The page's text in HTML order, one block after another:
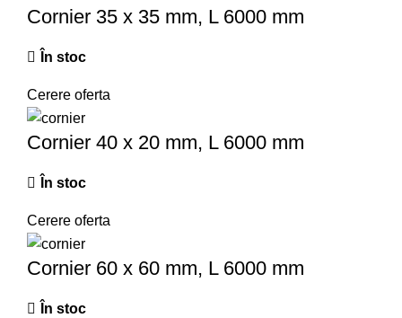
Cornier 35 x 35 mm, L 6000 mm
În stoc
Cerere oferta
Cornier 40 x 20 mm, L 6000 mm
În stoc
Cerere oferta
Cornier 60 x 60 mm, L 6000 mm
În stoc